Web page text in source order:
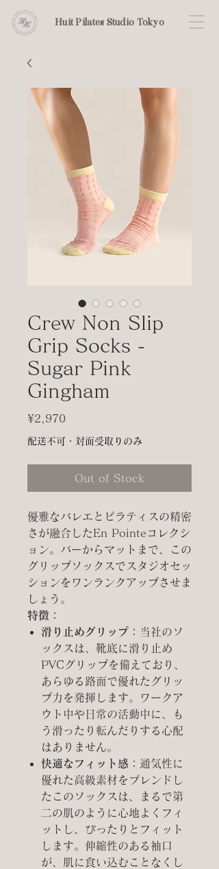
Huit Pilates Studio Tokyo
Crew Non Slip
Grip Socks -
Sugar Pink
Gingham
¥2,970
配送不可・対面受取りのみ
Out of Stock
優雅なバレエとピラティスの精密
さが融合したEn Pointeコレクシ
ョン。バーからマットまで、この
グリップソックスでスタジオセッ
ションをワンランクアップさせま
しょう。
特徴：
滑り止めグリップ： 当社のソ
ックスは、靴底に滑り止め
PVCグリップを備えており、
あらゆる路面で優れたグリッ
プ力を発揮します。ワークア
ウト中や日常の活動中に、も
う滑ったり転んだりする心配
はありません。
快適なフィット感： 通気性に
優れた高級素材をブレンドし
たこのソックスは、まるで第
二の肌のように心地よくフィ
ットし、ぴったりとフィット
します。伸縮性のある袖口
が、肌に食い込むことなくし